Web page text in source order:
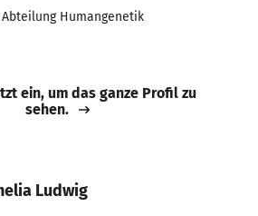
Humangenetik
ein, um das ganze Profil zu
sehen.
Ludwig